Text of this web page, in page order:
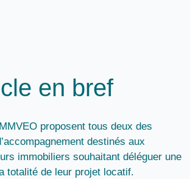
en bref
proposent tous deux des
destinés aux
immobiliers souhaitant déléguer une
totalité de leur projet locatif.